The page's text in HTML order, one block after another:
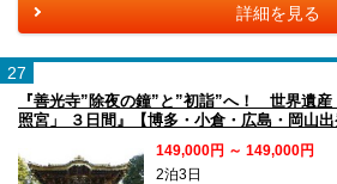
詳細を見る
27
『善光寺”除夜の鐘”と”初詣”へ！ 世界遺
照宮」 ３日間』【博多・小倉・広島・岡山出
149,000円 ～ 149,000円
2泊3日